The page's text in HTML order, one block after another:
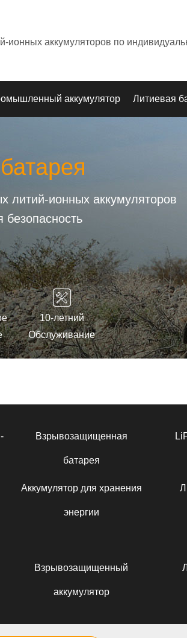
ионных аккумуляторов по
аккумулятор Литиевая
литий-ионных аккумуляторов
10-летний
Обслуживание
Взрывозащищенная
батарея
Аккумулятор для хранения
энергии
Взрывозащищенный
аккумулятор